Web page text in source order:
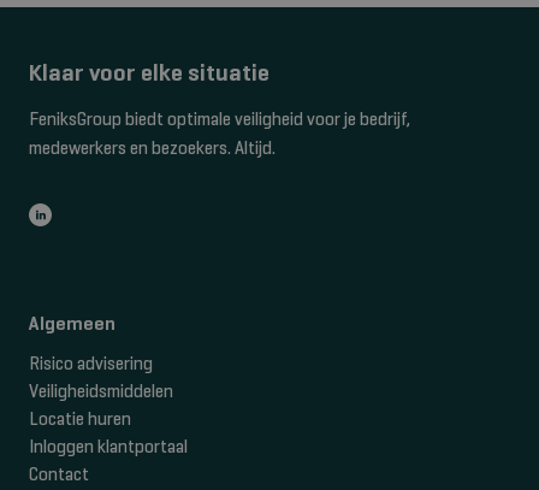
Klaar voor elke situatie
FeniksGroup biedt optimale veiligheid voor je bedrijf,
medewerkers en bezoekers. Altijd.
Algemeen
Risico advisering
Veiligheidsmiddelen
Locatie huren
Inloggen klantportaal
Contact